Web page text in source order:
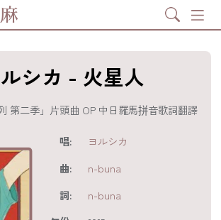
Search
シカ - 火星人
動畫「小市民系列 第二季」片頭曲 OP 中日羅馬拼音歌詞翻譯
唱:
ヨルシカ
曲:
n-buna
詞:
n-buna